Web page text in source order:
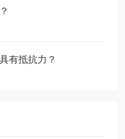
有抵抗力？